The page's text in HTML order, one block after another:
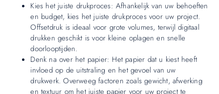
Kies het juiste drukproces: Afhankelijk van uw behoeften
en budget, kies het juiste drukproces voor uw project.
Offsetdruk is ideaal voor grote volumes, terwijl digitaal
drukken geschikt is voor kleine oplagen en snelle
doorlooptijden.
Denk na over het papier: Het papier dat u kiest heeft
invloed op de uitstraling en het gevoel van uw
drukwerk. Overweeg factoren zoals gewicht, afwerking
en textuur om het juiste papier voor uw project te